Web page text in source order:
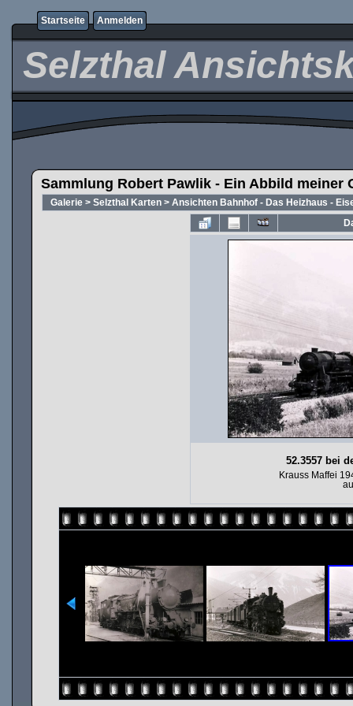
Startseite Anmelden
Selzthal
Sammlung Robert Pawlik - Ein Abbild meiner
Galerie > Selzthal Karten > Ansichten Bahnhof - Das Heizhaus -
52.3557 bei
Krauss Maffei